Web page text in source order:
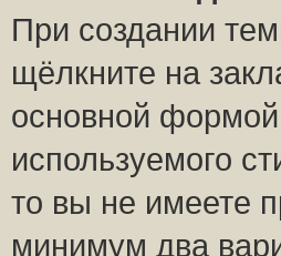
При создании
щёлкните на
основной
используемого
то вы не имеете
минимум два